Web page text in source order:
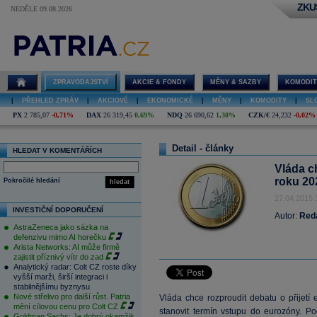
NEDĚLE 09.08.2026
ZPRAVODAJSTVÍ AKCIE & FONDY MĚNY & SAZBY
PŘEHLED ZPRÁV AKCIOVÉ EKONOMICKÉ MĚNY KOMODITY
PX 2 785,07 -0,71% DAX 26 319,45 0,69% NDQ 26 690,62 1,30% CZK/€ 24,232 -0,02%
HLEDAT V KOMENTÁŘÍCH
hledat
Pokročilé hledání
INVESTIČNÍ DOPORUČENÍ
AstraZeneca jako sázka na
defenzivu mimo AI horečku
Arista Networks: AI může firmě
zajistit příznivý vítr do zad
Analytický radar: Colt CZ roste díky
vyšší marži, širší integraci i
stabilnějšímu byznysu
Nové střelivo pro další růst. Patria
mění cílovou cenu pro Colt CZ
Detail - články
Vláda
roku
27.04.2015
Autor:
Vláda chce rozproudit debatu o přijetí
stanovit termín vstupu do eurozóny.